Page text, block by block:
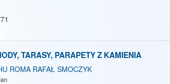
TARASY, PARAPETY Z KAMIENIA
ROMA RAFAŁ SMOCZYK